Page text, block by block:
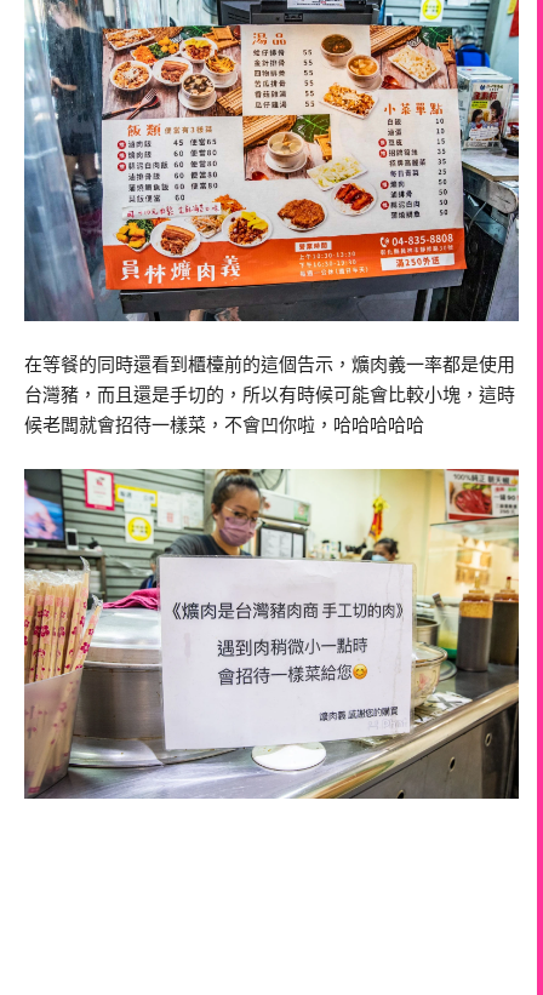
在等餐的同時還看到櫃檯前的這個告示，爌肉義一率都是使用
台灣豬，而且還是手切的，所以有時候可能會比較小塊，這時
候老闆就會招待一樣菜，不會凹你啦，哈哈哈哈哈